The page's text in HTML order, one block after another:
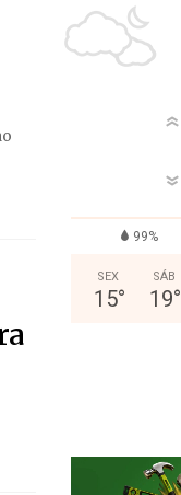
99%
SEX
15°
SÁB
19°